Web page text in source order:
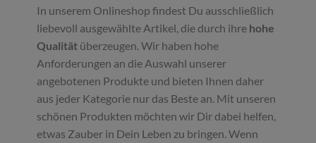
In unserem Onlineshop findest Du ausschließlich
liebevoll ausgewählte Artikel, die durch ihre hohe
Qualität überzeugen. Wir haben hohe
Anforderungen an die Auswahl unserer
angebotenen Produkte und bieten Ihnen daher
aus jeder Kategorie nur das Beste an. Mit unseren
schönen Produkten möchten wir Dir dabei helfen,
etwas Zauber in Dein Leben zu bringen. Wenn